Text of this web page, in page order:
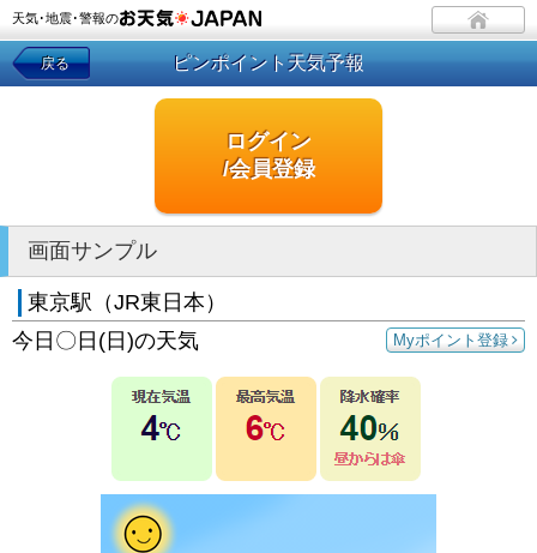
天気･地震･警報の
戻る ピンポイント天気予報
ログイン
/会員登録
画面サンプル
東京駅（JR東日本）
Myポイント登録
今日〇日(日)の天気